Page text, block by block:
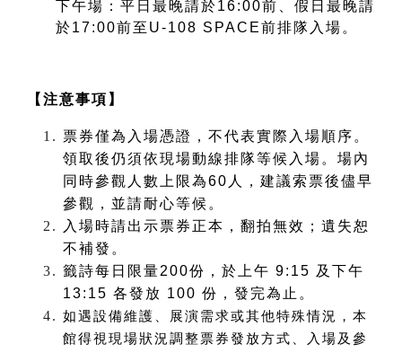
下午場：平日最晚請於16:00前、假日最晚請
於17:00前至 U-108 SPACE前排隊入場。
【注意事項】
票券僅為入場憑證，不代表實際入場順序。
領取後仍須依現場動線排隊等候入場。場內
同時參觀 人數上限為60 人，建議索票後儘早
參觀，並請耐心等候。
入場時請出示票券 正本，翻拍無效；遺失恕
不補發。
籤詩每日限量200份，於上午 9:15 及下午
13:15 各發放 100 份，發完為止。
如遇設備維護、展演需求或其他特殊情況，本
館得視現場狀況調整票券發放方式、入場及參